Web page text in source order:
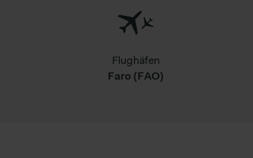
Flughäfen
Faro (FAO)